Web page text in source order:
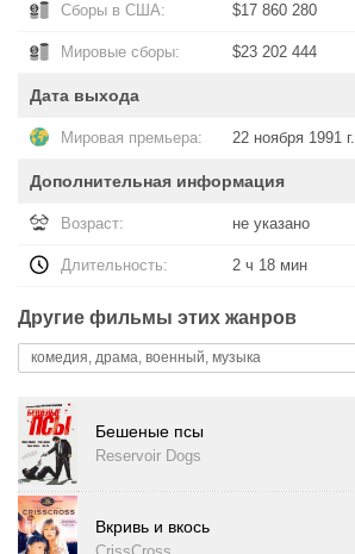
Сборы в США: $17 860 280
Мировые сборы: $23 202 444
Дата выхода
Мировая премьера: 22 ноября 1991 г.
Дополнительная информация
Возраст: не указано
Длительность: 2 ч 18 мин
Другие фильмы этих жанров
комедия, драма, военный, музыка
Бешеные псы
Reservoir Dogs
Вкривь и вкось